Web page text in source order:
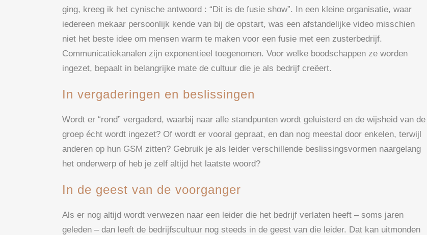
ging, kreeg ik het cynische antwoord : “Dit is de fusie show”. In een kleine organisatie, waar
iedereen mekaar persoonlijk kende van bij de opstart, was een afstandelijke video misschien
niet het beste idee om mensen warm te maken voor een fusie met een zusterbedrijf.
Communicatiekanalen zijn exponentieel toegenomen. Voor welke boodschappen ze worden
ingezet, bepaalt in belangrijke mate de cultuur die je als bedrijf creëert.
In vergaderingen en beslissingen
Wordt er “rond” vergaderd, waarbij naar alle standpunten wordt geluisterd en de wijsheid van de
groep écht wordt ingezet? Of wordt er vooral gepraat, en dan nog meestal door enkelen, terwijl
anderen op hun GSM zitten? Gebruik je als leider verschillende beslissingsvormen naargelang
het onderwerp of heb je zelf altijd het laatste woord?
In de geest van de voorganger
Als er nog altijd wordt verwezen naar een leider die het bedrijf verlaten heeft – soms jaren
geleden – dan leeft de bedrijfscultuur nog steeds in de geest van die leider. Dat kan uitmonden